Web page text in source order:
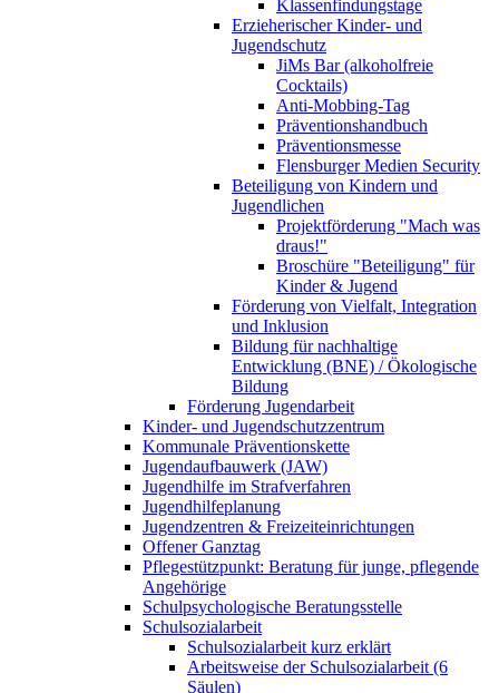
Klassenfindungstage
Erzieherischer Kinder- und
Jugendschutz
JiMs Bar (alkoholfreie
Cocktails)
Anti-Mobbing-Tag
Präventionshandbuch
Präventionsmesse
Flensburger Medien Security
Beteiligung von Kindern und
Jugendlichen
Projektförderung "Mach was
draus!"
Broschüre "Beteiligung" für
Kinder & Jugend
Förderung von Vielfalt, Integration
und Inklusion
Bildung für nachhaltige
Entwicklung (BNE) / Ökologische
Bildung
Förderung Jugendarbeit
Kinder- und Jugendschutzzentrum
Kommunale Präventionskette
Jugendaufbauwerk (JAW)
Jugendhilfe im Strafverfahren
Jugendhilfeplanung
Jugendzentren & Freizeiteinrichtungen
Offener Ganztag
Pflegestützpunkt: Beratung für junge, pflegende
Angehörige
Schulpsychologische Beratungsstelle
Schulsozialarbeit
Schulsozialarbeit kurz erklärt
Arbeitsweise der Schulsozialarbeit (6
Säulen)